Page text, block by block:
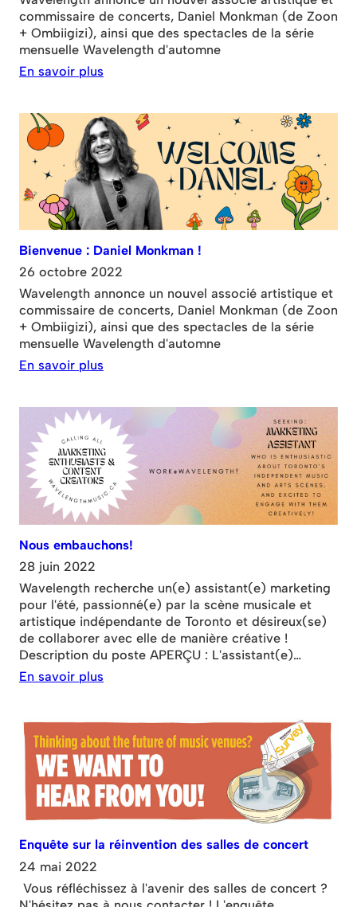
commissaire de concerts, Daniel Monkman (de Zoon
+ Ombiigizi), ainsi que des spectacles de la série
mensuelle Wavelength d'automne
En savoir plus
Bienvenue : Daniel Monkman !
26 octobre 2022
Wavelength annonce un nouvel associé artistique et
commissaire de concerts, Daniel Monkman (de Zoon
+ Ombiigizi), ainsi que des spectacles de la série
mensuelle Wavelength d'automne
En savoir plus
Nous embauchons!
28 juin 2022
Wavelength recherche un(e) assistant(e) marketing
pour l'été, passionné(e) par la scène musicale et
artistique indépendante de Toronto et désireux(se)
de collaborer avec elle de manière créative !
Description du poste APERÇU : L'assistant(e)
marketing contribuera à la visibilité de Wavelength
auprès du public, en participant à la mise en œuvre
un large éventail de partenaires communautaires.
Il/Elle est responsable
En savoir plus
Enquête sur la réinvention des salles de concert
24 mai 2022
Vous réfléchissez à l'avenir des salles de concert ?